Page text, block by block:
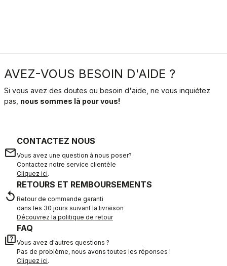
AVEZ-VOUS BESOIN D'AIDE ?
Si vous avez des doutes ou besoin d'aide, ne vous inquiétez
pas, nous sommes là pour vous!
email
CONTACTEZ NOUS
Vous avez une question à nous poser?
Contactez notre service clientèle
Cliquez ici.
replay
RETOURS ET REMBOURSEMENTS
Retour de commande garanti
dans les 30 jours suivant la livraison
Découvrez la politique de retour
quiz
FAQ
Vous avez d'autres questions ?
Pas de problème, nous avons toutes les réponses !
Cliquez ici.